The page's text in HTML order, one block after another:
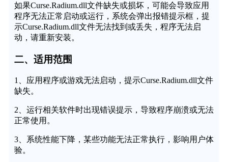
如果Curse.Radium.dll文件缺失或损坏，可能会导致应用
程序无法正常启动或运行，系统会弹出报错提示框，提
示Curse.Radium.dll文件无法找到或丢失，程序无法启
动，请重新安装。
二、适用范围
1、应用程序或游戏无法启动，提示Curse.Radium.dll文件
缺失。
2、运行相关软件时出现错误提示，导致程序崩溃或无法
正常使用。
3、系统性能下降，某些功能无法正常执行，影响用户体
验。